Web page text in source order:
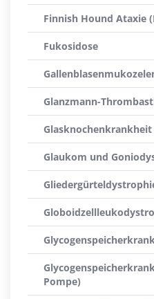
Finnish Hound Ataxie
Fukosidose
Glanzmann-
Glaukom und
Pompe)